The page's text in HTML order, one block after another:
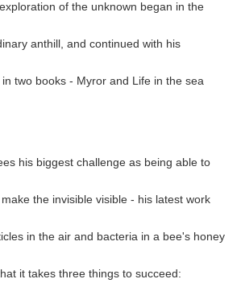
of the unknown began in the
anthill, and continued with his
two books - Myror and Life in the sea
his biggest challenge as being able to
the invisible visible - his latest work
in the air and bacteria in a bee's honey
it takes three things to succeed: